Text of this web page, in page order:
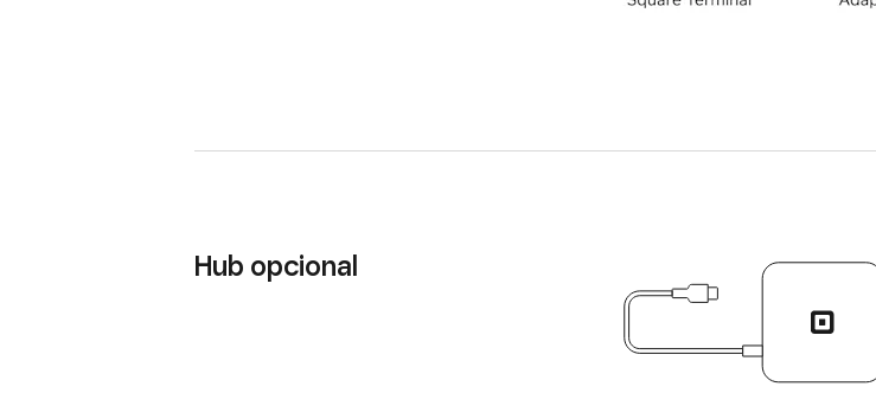
Hub opcional Hub per a l’Square Terminal (35 €)